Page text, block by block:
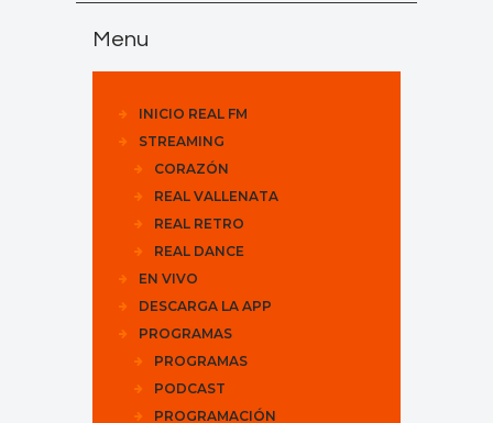
Menu
INICIO REAL FM
STREAMING
CORAZÓN
REAL VALLENATA
REAL RETRO
REAL DANCE
EN VIVO
DESCARGA LA APP
PROGRAMAS
PROGRAMAS
PODCAST
PROGRAMACIÓN